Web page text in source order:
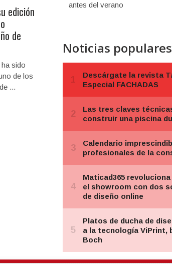
edición
de
sido
de los
...
antes del verano
Noticias populares